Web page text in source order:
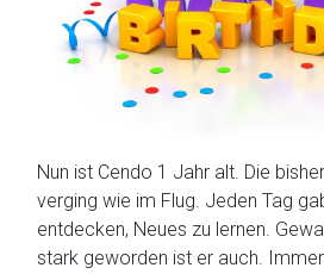
Nun ist Cendo 1 Jahr alt. Die
verging wie im Flug. Jeden Tag
entdecken, Neues zu lernen.
stark geworden ist er auch.